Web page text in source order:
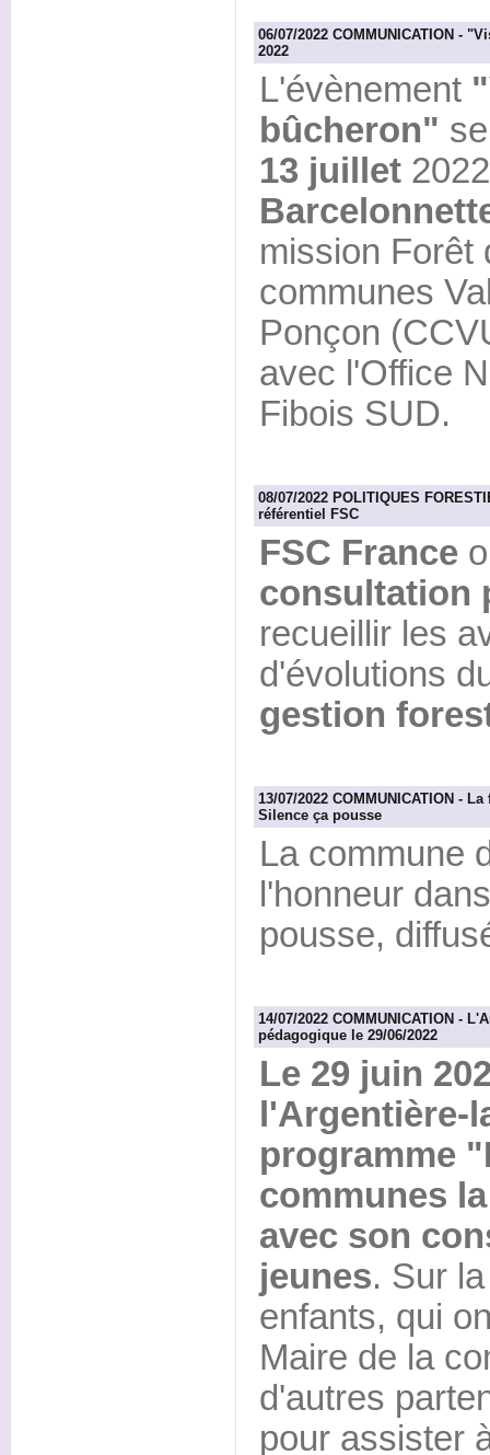
06/07/2022 COMMUNICATION -
2022
L'évènement
bûcheron"
13 juillet
mission Forêt
communes
Ponçon
avec l'Office
Fibois SUD.
08/07/2022 POLITIQUES
référentiel FSC
FSC France
consultation
recueillir les
d'évolutions
gestion
13/07/2022 COMMUNICATION -
Silence ça pousse
La commune
l'honneur
pousse,
14/07/2022 COMMUNICATION -
pédagogique le 29/06/2022
Le 29 juin
l'Argentière-
programme
communes
avec son
jeunes. Sur
enfants, qui
Maire de la
d'autres
pour assister